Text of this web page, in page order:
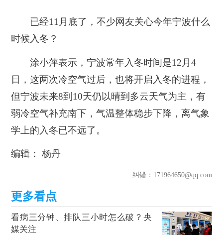
已经11月底了，不少网友关心今年宁波什么
时候入冬？
涂小萍表示，宁波常年入冬时间是12月4
日，这两次冷空气过后，也将开启入冬的进程，
但宁波未来8到10天仍以晴到多云天气为主，有
弱冷空气补充南下，气温整体稳步下降，离气象
学上的入冬已不远了。
编辑： 杨丹
纠错：171964650@qq.com
看病三分钟、排队三小时怎么破？央
媒关注